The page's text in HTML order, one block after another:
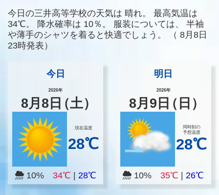
今日の三井高等学校の天気は 晴れ。
最高気温は
34℃。
降水確率は 10％。 服装については、
半袖
や薄手のシャツを着ると快適でしょう。
（ 8月8日
23時発表）
今日
2026年
8月8 日（土）
現在温度
28℃
10% 34℃ 28℃
明日
2026年
8月 9 日（日）
同時刻の
予想温度
28℃
10%35℃ |26℃